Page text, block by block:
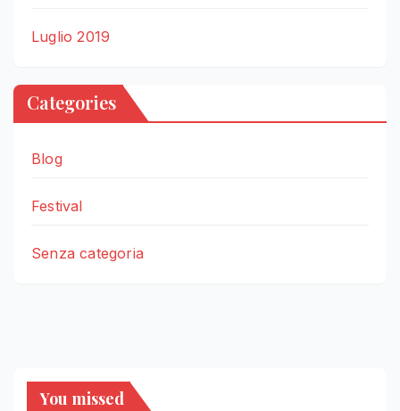
Luglio 2019
Categories
Blog
Festival
Senza categoria
You missed